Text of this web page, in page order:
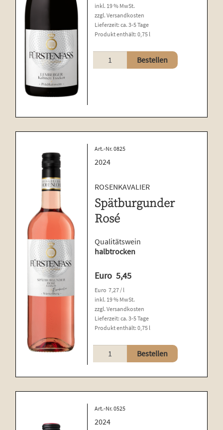
inkl. 19 % MwSt.
zzgl.Versandkosten
Lieferzeit:ca. 3-5 Tage
Produkt enthält: 0,75 l
Lemberger
Menge
Bestellen
Art.-Nr. 0825
2024
ROSENKAVALIER
Spätburgunder
Rosé
Qualitätswein
halbtrocken
Euro 5,45
Euro 7,27 / l
inkl. 19 % MwSt.
zzgl.Versandkosten
Lieferzeit:ca. 3-5 Tage
Produkt enthält: 0,75 l
Spätburgunder
Rosé
Menge
Bestellen
Art.-Nr. 0525
2024